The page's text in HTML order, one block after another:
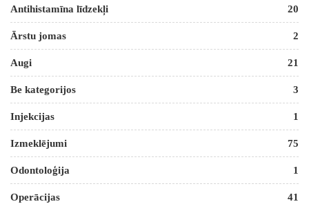
Antihistamīna līdzekļi 20
Ārstu jomas 2
Augi 21
Be kategorijos 3
Injekcijas 1
Izmeklējumi 75
Odontoloģija 1
Operācijas 41